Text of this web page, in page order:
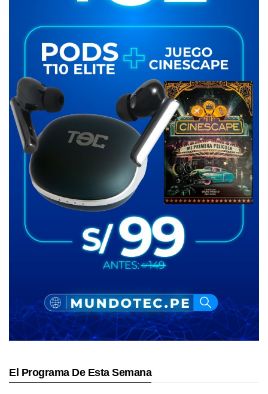
El Programa De Esta Semana